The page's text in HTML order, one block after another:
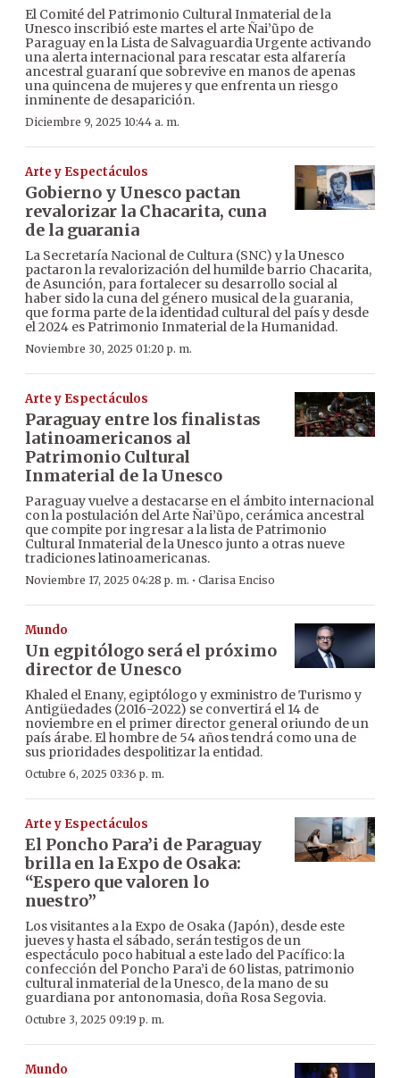
El Comité del Patrimonio Cultural Inmaterial de la
Unesco inscribió este martes el arte Ñai’ũpo de
Paraguay en la Lista de Salvaguardia Urgente activando
una alerta internacional para rescatar esta alfarería
ancestral guaraní que sobrevive en manos de apenas
una quincena de mujeres y que enfrenta un riesgo
inminente de desaparición.
Diciembre 9, 2025 10:44 a. m.
Arte y Espectáculos
Gobierno y Unesco pactan
revalorizar la Chacarita, cuna
de la guarania
La Secretaría Nacional de Cultura (SNC) y la Unesco
pactaron la revalorización del humilde barrio Chacarita,
de Asunción, para fortalecer su desarrollo social al
haber sido la cuna del género musical de la guarania,
que forma parte de la identidad cultural del país y desde
el 2024 es Patrimonio Inmaterial de la Humanidad.
Noviembre 30, 2025 01:20 p. m.
Arte y Espectáculos
Paraguay entre los finalistas
latinoamericanos al
Patrimonio Cultural
Inmaterial de la Unesco
Paraguay vuelve a destacarse en el ámbito internacional
con la postulación del Arte Ñai’ũpo, cerámica ancestral
que compite por ingresar a la lista de Patrimonio
Cultural Inmaterial de la Unesco junto a otras nueve
tradiciones latinoamericanas.
Noviembre 17, 2025 04:28 p. m. · Clarisa Enciso
Mundo
Un egpitólogo será el próximo
director de Unesco
Khaled el Enany, egiptólogo y exministro de Turismo y
Antigüedades (2016-2022) se convertirá el 14 de
noviembre en el primer director general oriundo de un
país árabe. El hombre de 54 años tendrá como una de
sus prioridades despolitizar la entidad.
Octubre 6, 2025 03:36 p. m.
Arte y Espectáculos
El Poncho Para’i de Paraguay
brilla en la Expo de Osaka:
“Espero que valoren lo
nuestro”
Los visitantes a la Expo de Osaka (Japón), desde este
jueves y hasta el sábado, serán testigos de un
espectáculo poco habitual a este lado del Pacífico: la
confección del Poncho Para’i de 60 listas, patrimonio
cultural inmaterial de la Unesco, de la mano de su
guardiana por antonomasia, doña Rosa Segovia.
Octubre 3, 2025 09:19 p. m.
Mundo